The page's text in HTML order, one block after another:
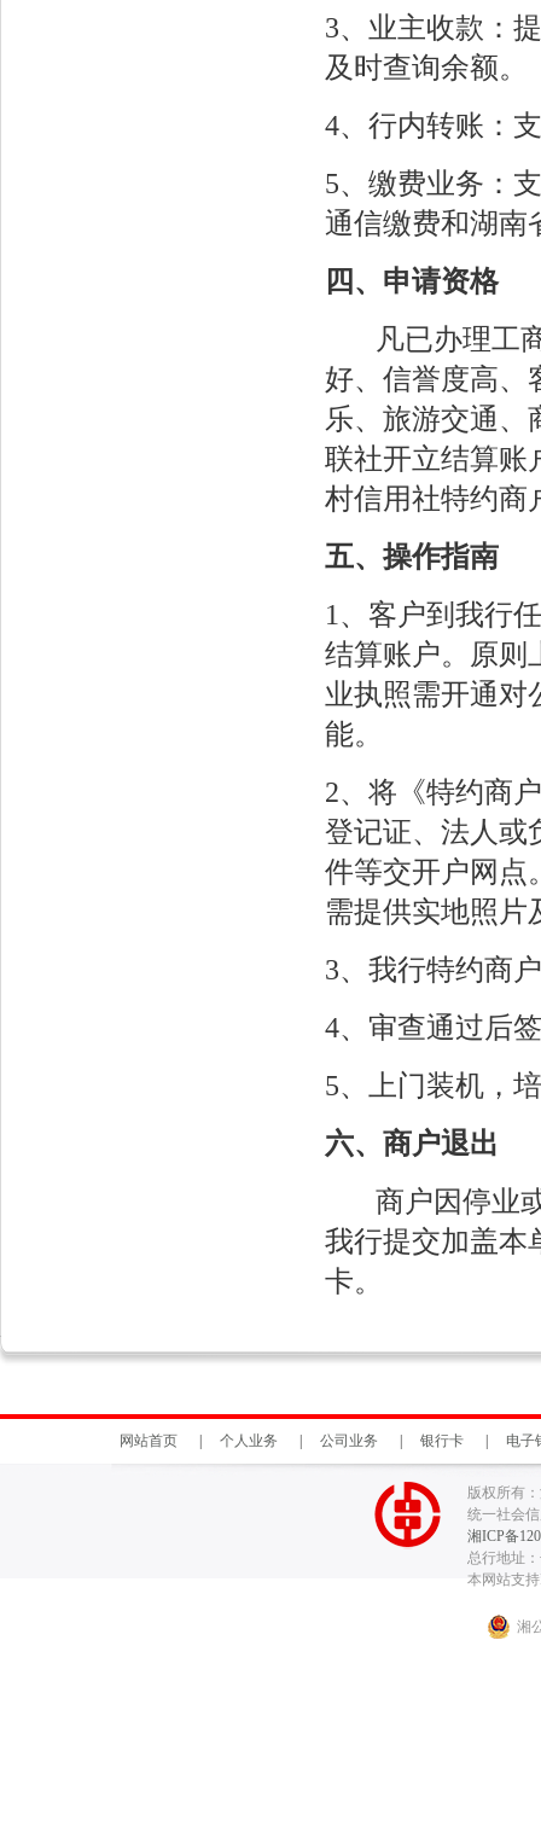
3、业主收款：
及时查询余额。
4、行内转账：
5、缴费业务：
通信缴费和湖南
四、申请资格
凡已办理工商
好、信誉度高、
乐、旅游交通、
联社开立结算账
村信用社特约商
五、操作指南
1、客户到我行
结算账户。原则
业执照需开通对
能。
2、将《特约商
登记证、法人或
件等交开户网点
需提供实地照片
3、我行特约商
4、审查通过后
5、上门装机，
六、商户退出
商户因停业或
我行提交加盖本
卡。
网站首页 个人业务 公司业务 银行卡 电子
版权所有
统一社会信
湘ICP备
总行地址
本网站支
湘